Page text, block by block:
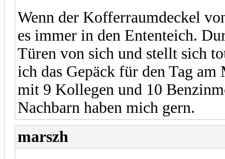
Wenn der Kofferraumdeckel
es immer in den Ententeich.
Türen von sich und stellt sich
ich das Gepäck für den Tag
mit 9 Kollegen und 10
Nachbarn haben mich gern.
marszh